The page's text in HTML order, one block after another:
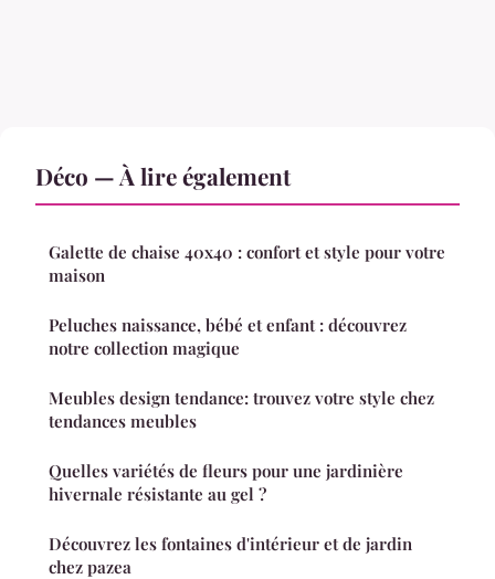
Déco — À lire également
Galette de chaise 40x40 : confort et style pour votre
maison
Peluches naissance, bébé et enfant : découvrez
notre collection magique
Meubles design tendance: trouvez votre style chez
tendances meubles
Quelles variétés de fleurs pour une jardinière
hivernale résistante au gel ?
Découvrez les fontaines d'intérieur et de jardin
chez pazea